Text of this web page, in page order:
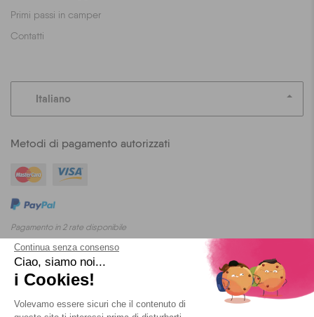
Primi passi in camper
Contatti
Italiano
Metodi di pagamento autorizzati
Pagamento in 2 rate disponibile
Cookies
Continua senza consenso
Ciao, siamo noi...
i Cookies!
Volevamo essere sicuri che il contenuto di